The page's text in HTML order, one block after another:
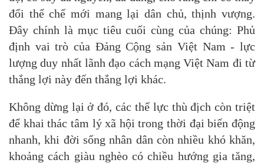
đổi thể chế mới mang lại dân chủ, thịnh vượng.
Đây chính là mục tiêu cuối cùng của chúng: Phủ
định vai trò của Đảng Cộng sản Việt Nam - lực
lượng duy nhất lãnh đạo cách mạng Việt Nam đi từ
thắng lợi này đến thắng lợi khác.
Không dừng lại ở đó, các thế lực thù địch còn triệt
để khai thác tâm lý xã hội trong thời đại biến động
nhanh, khi đời sống nhân dân còn nhiều khó khăn,
khoảng cách giàu nghèo có chiều hướng gia tăng,